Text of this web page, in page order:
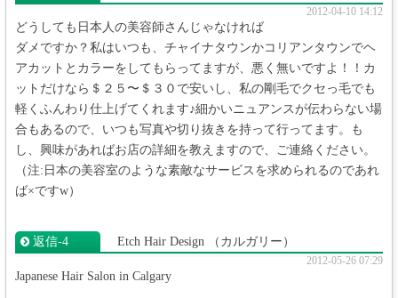
2012-04-10 14:12
どうしても日本人の美容師さんじゃなければ
ダメですか？私はいつも、チャイナタウンかコリアンタウンでヘ
アカットとカラーをしてもらってますが、悪く無いですよ！！カ
ットだけなら＄２５〜＄３０で安いし、私の剛毛でクセっ毛でも
軽くふんわり仕上げてくれます♪細かいニュアンスが伝わらない場
合もあるので、いつも写真や切り抜きを持って行ってます。も
し、興味があればお店の詳細を教えますので、ご連絡ください。
（注:日本の美容室のような素敵なサービスを求められるのであれ
ば×ですw）
返信‐4 Etch Hair Design （カルガリー）
2012-05-26 07:29
Japanese Hair Salon in Calgary